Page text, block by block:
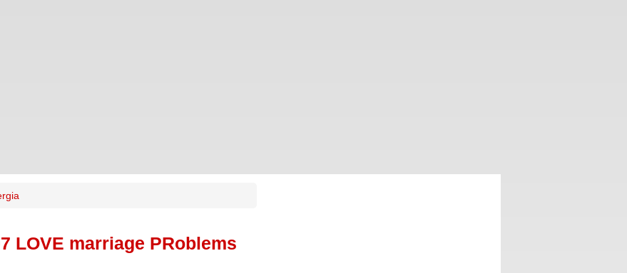
LOVE marriage PRoblems